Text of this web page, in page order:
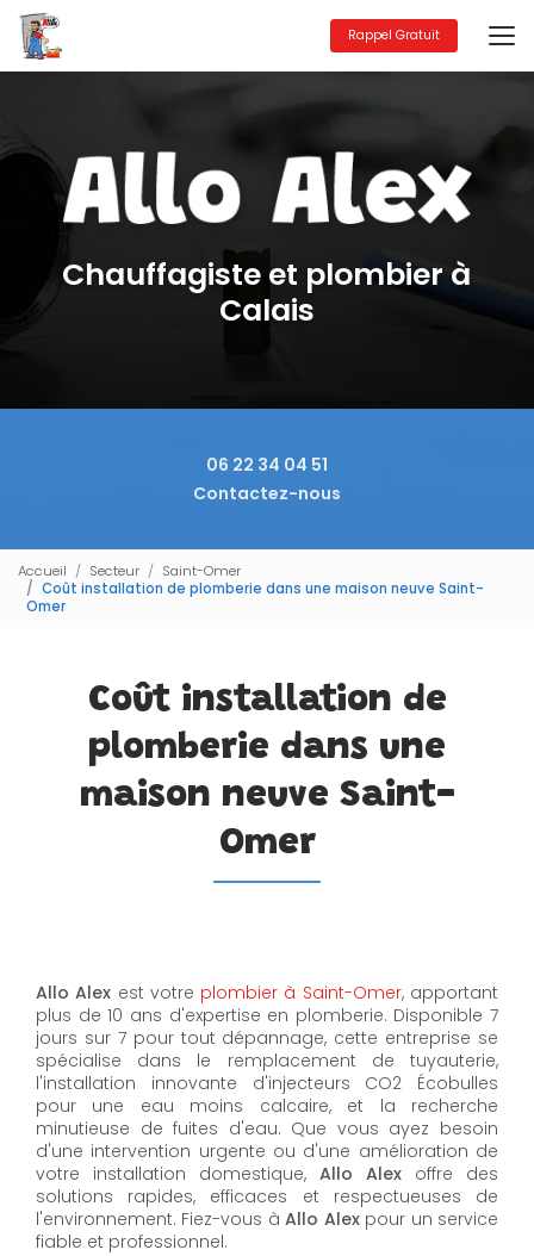
Aller
au
contenu
principal
Rappel Gratuit
Chauffagiste et plombier à
Calais
06 22 34 04 51
Contactez-nous
Accueil Secteur
Saint-Omer
Coût installation de plomberie dans une maison neuve Saint-
Omer
Coût installation de
plomberie dans une
maison neuve Saint-
Omer
Allo Alex est votre plombier à Saint-Omer, apportant
plus de 10 ans d'expertise en plomberie. Disponible 7
jours sur 7 pour tout dépannage, cette entreprise se
spécialise dans le remplacement de tuyauterie,
l'installation innovante d'injecteurs CO2 Écobulles
pour une eau moins calcaire, et la recherche
minutieuse de fuites d'eau. Que vous ayez besoin
d'une intervention urgente ou d'une amélioration de
votre installation domestique, Allo Alex offre des
solutions rapides, efficaces et respectueuses de
l'environnement. Fiez-vous àAllo Alexpour un service
fiable et professionnel.